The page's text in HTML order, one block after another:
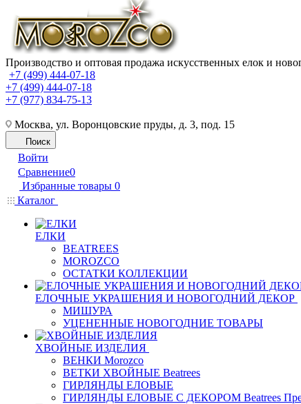
Производство и оптовая продажа искусственных елок и
+7 (499) 444-07-18
+7 (499) 444-07-18
+7 (977) 834-75-13
Москва, ул. Воронцовские пруды, д. 3, под. 15
Поиск
Войти
Сравнение0
Избранные товары 0
Каталог
ЕЛКИ
BEATREES
MOROZCO
ОСТАТКИ КОЛЛЕКЦИИ
ЕЛОЧНЫЕ УКРАШЕНИЯ И НОВОГОДНИЙ ДЕКОР
МИШУРА
УЦЕНЕННЫЕ НОВОГОДНИЕ ТОВАРЫ
ХВОЙНЫЕ ИЗДЕЛИЯ
ВЕНКИ Morozco
ВЕТКИ ХВОЙНЫЕ Beatrees
ГИРЛЯНДЫ ЕЛОВЫЕ
ГИРЛЯНДЫ ЕЛОВЫЕ С ДЕКОРОМ Beatrees